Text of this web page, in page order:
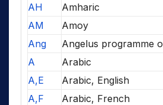
AH
Amharic
AM
Amoy
Ang
Angelus programme
A
Arabic
A,E
Arabic, English
A,F
Arabic, French